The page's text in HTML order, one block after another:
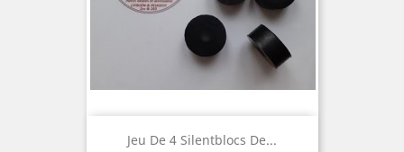
Jeu De 4 Silentblocs De...